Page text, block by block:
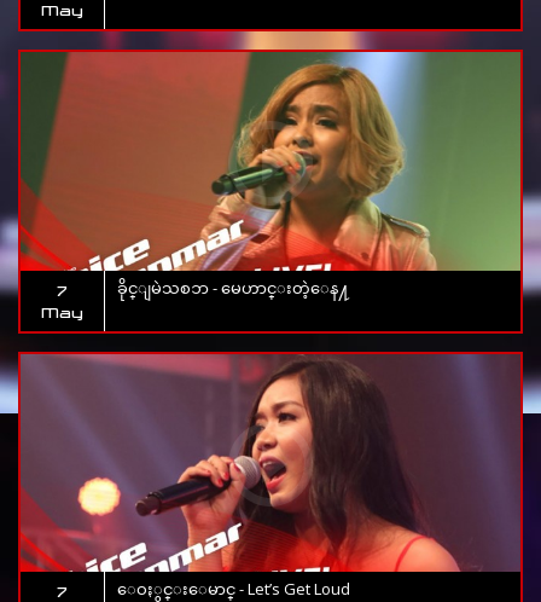
May
7
May
ခိုင္ျမဲသစၥာ - မေဟာင္းတဲ့ေန႔
7
ေဝႏွင္းေမာင္ - Let’s Get Loud